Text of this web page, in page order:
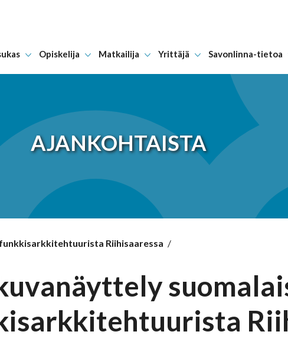
Hyppää sisältöön
Opiskelija Matkailija Yrittäjä Savonlinna-tietoa
AJANKOHTAISTA
Riihisaaressa /